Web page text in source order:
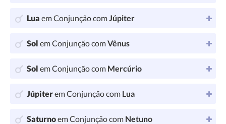
Lua em Conjunção comJúpiter
Sol em Conjunção comVênus
Sol em Conjunção com Mercúrio
Júpiterem Conjunção com Lua
Saturnoem Conjunção com Netuno